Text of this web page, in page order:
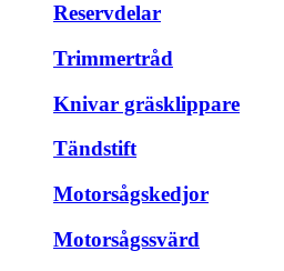
Reservdelar
Trimmertråd
Knivar gräsklippare
Tändstift
Motorsågskedjor
Motorsågssvärd